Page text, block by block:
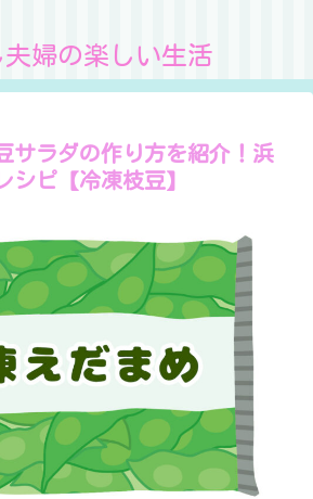
婦の楽しい生活
サラダの作り方を紹介！浜
シピ【冷凍枝豆】